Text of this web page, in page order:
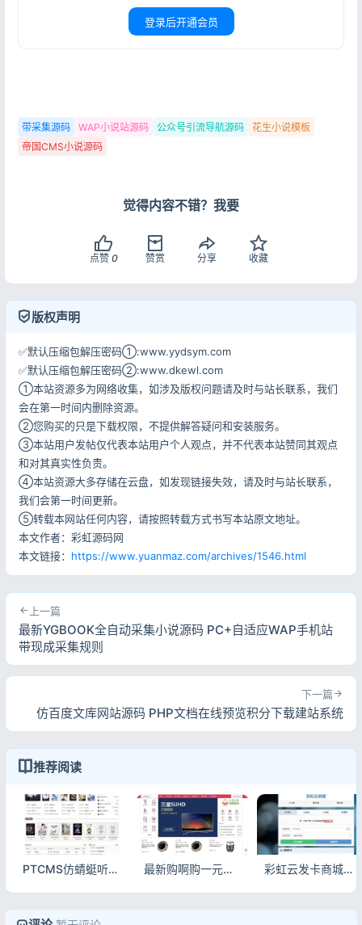
登录后开通会员
带采集源码 WAP小说站源码 公众号引流导航源码
花生小说模板
帝国CMS小说源码
觉得内容不错？我要
点赞 0 赞赏 分享 收藏
版权声明
✅默认压缩包解压密码①:www.yydsym.com
✅默认压缩包解压密码②:www.dkewl.com
①本站资源多为网络收集，如涉及版权问题请及时与站长联系，我们
会在第一时间内删除资源。
②您购买的只是下载权限，不提供解答疑问和安装服务。
③本站用户发帖仅代表本站用户个人观点，并不代表本站赞同其观点
和对其真实性负责。
④本站资源大多存储在云盘，如发现链接失效，请及时与站长联系，
我们会第一时间更新。
⑤转载本网站任何内容，请按照转载方式书写本站原文地址。
本文作者：彩虹源码网
本文链接： https://www.yuanmaz.com/archives/1546.html
上一篇
最新YGBOOK全自动采集小说源码 PC+自适应WAP手机站
带现成采集规则
下一篇
仿百度文库网站源码 PHP文档在线预览积分下载建站系统
推荐阅读
PTCMS仿蜻蜓听书小说源码蓝色美化版 自带采集规则附完整安装教程 最新购啊购一元云购源码 带机器人开奖控制PHP电商系统 彩虹云发卡商城系统6.6免授权版 自动发卡源码无后门